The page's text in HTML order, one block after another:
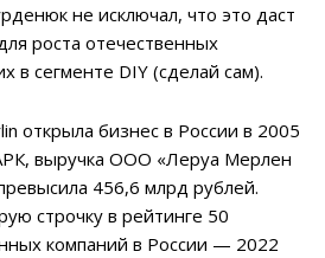
не исключал, что это даст
роста отечественных
в сегменте DIY (сделай сам).
открыла бизнес в России в 2005
выручка ООО «Леруа Мерлен
456,6 млрд рублей.
строчку в рейтинге 50
компаний в России — 2022